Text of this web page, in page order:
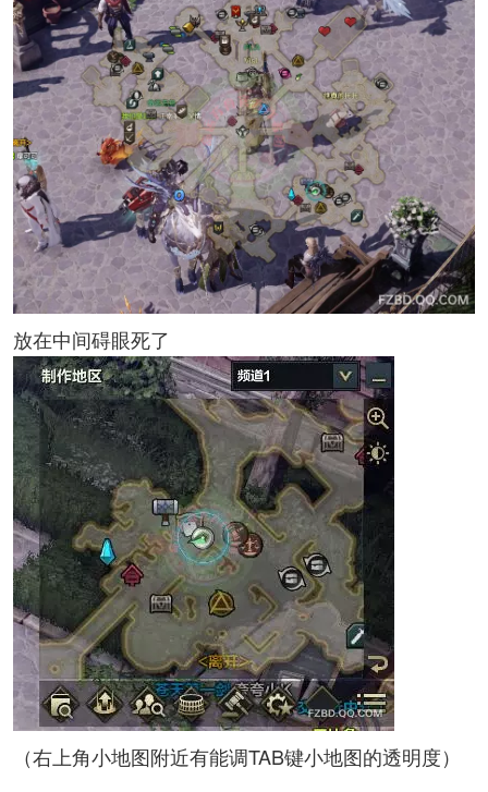
放在中间碍眼死了
（右上角小地图附近有能调TAB键小地图的透明度）